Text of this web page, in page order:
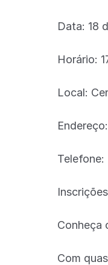
Data: 18
Horário:
Local:
Conheça
Com